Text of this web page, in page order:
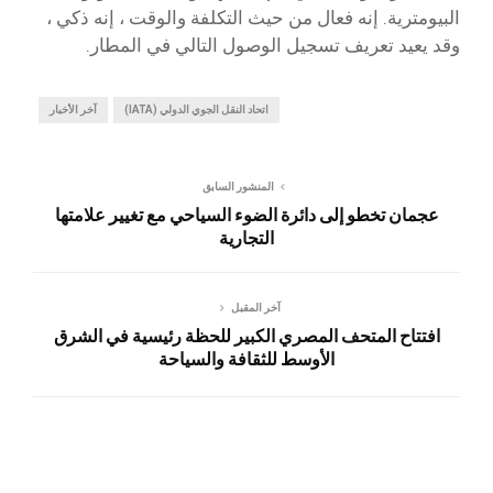
البيومترية. إنه فعال من حيث التكلفة والوقت ، إنه ذكي ،
وقد يعيد تعريف تسجيل الوصول التالي في المطار.
آخر الأخبار اتحاد النقل الجوي الدولي (IATA)
المنشور السابق
عجمان تخطو إلى دائرة الضوء السياحي مع تغيير علامتها
التجارية
آخر المقبل
افتتاح المتحف المصري الكبير للحظة رئيسية في الشرق
الأوسط للثقافة والسياحة